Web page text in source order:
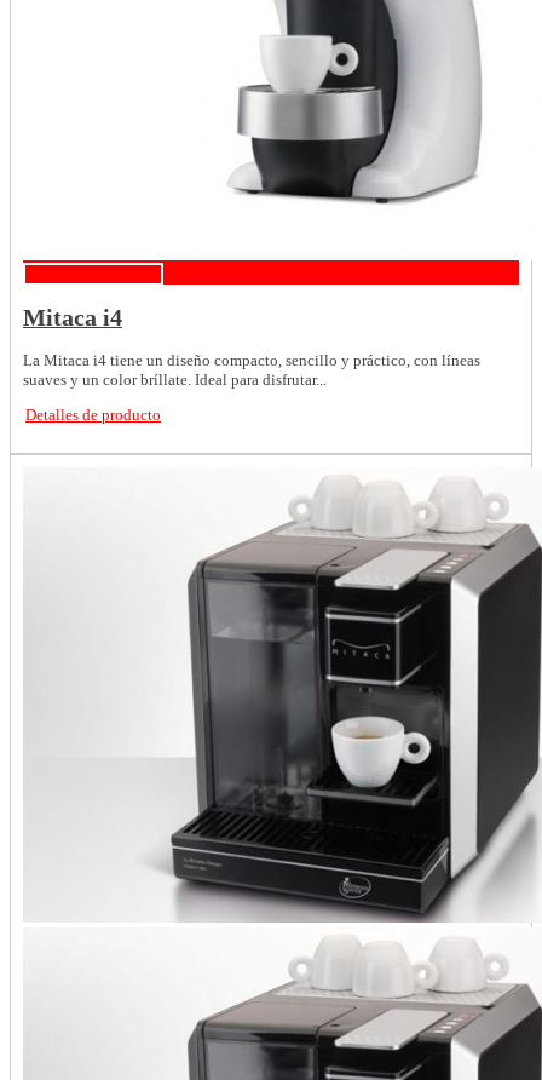
Mitaca i4
La Mitaca i4 tiene un diseño compacto, sencillo y práctico, con líneas
suaves y un color bríllate. Ideal para disfrutar...
Detalles de producto